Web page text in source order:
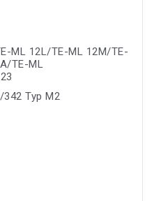
ML 12L/TE-ML 12M/TE-
TE-ML
Typ M2